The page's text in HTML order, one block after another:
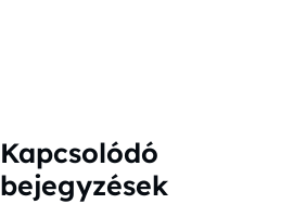
Kapcsolódó
bejegyzések